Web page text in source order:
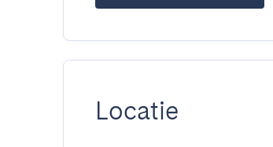
Locatie